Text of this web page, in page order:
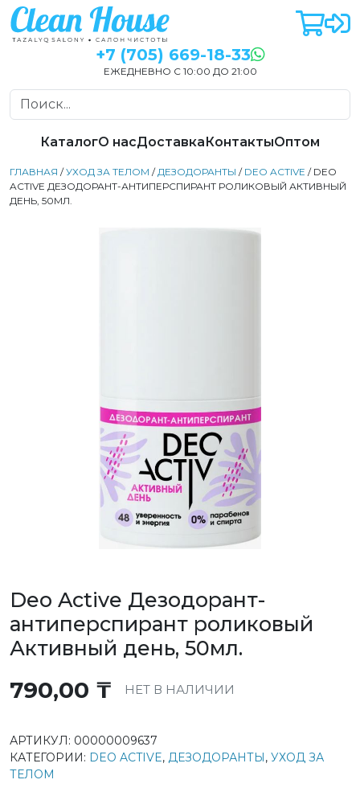
+7 (705) 669-18-33
ЕЖЕДНЕВНО С 10:00 ДО 21:00
КаталогО насДоставкаКонтактыОптом
ГЛАВНАЯ /УХОД ЗА ТЕЛОМ /ДЕЗОДОРАНТЫ / DEO ACTIVE / DEO
ACTIVE ДЕЗОДОРАНТ-АНТИПЕРСПИРАНТ РОЛИКОВЫЙ АКТИВНЫЙ
ДЕНЬ, 50МЛ.
Deo Active Дезодорант-
антиперспирант роликовый
Активный день, 50мл.
790,00 ₸ НЕТ В НАЛИЧИИ
АРТИКУЛ: 00000009637
КАТЕГОРИИ: DEO ACTIVE, ДЕЗОДОРАНТЫ, УХОД ЗА
ТЕЛОМ